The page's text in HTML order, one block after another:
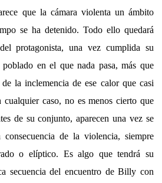
que la cámara violenta un ámbito
se ha detenido. Todo ello quedará
protagonista, una vez cumplida su
poblado en el que nada pasa, más que
de la inclemencia de ese calor que casi
caso, no es menos cierto que
de su conjunto, aparecen una vez se
de la violencia, siempre
o elíptico. Es algo que tendrá su
secuencia del encuentro de Billy con